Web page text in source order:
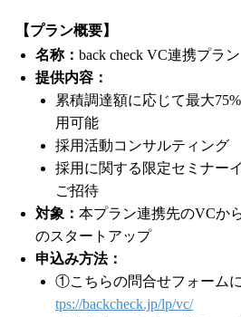
【プラン概要】
名称： back check VC連携プラン
提供内容：
累積調達額に応じて最大
用可能
採用活動コンサルティング
採用に関する限定セミナー
ご招待
対象： 本プラン連携先のVCか
のスタートアップ
申込み方法：
①こちらの問合せフォーム
tps://backcheck.jp/lp/vc/